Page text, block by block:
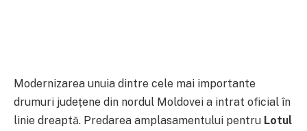
Modernizarea unuia dintre cele mai importante
drumuri județene din nordul Moldovei a intrat oficial în
linie dreaptă. Predarea amplasamentului pentru Lotul